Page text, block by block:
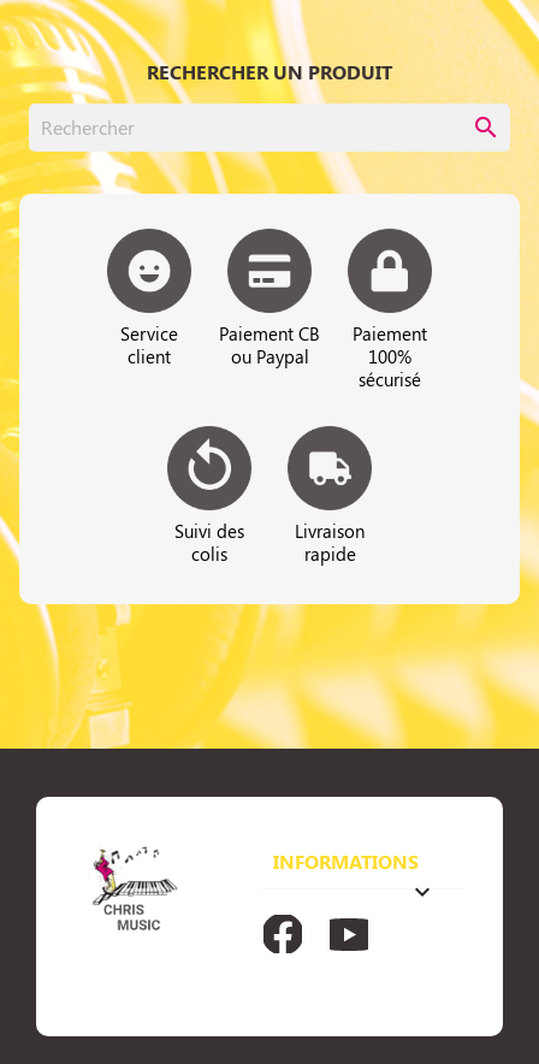
RECHERCHER UN PRODUIT
search
Service
client
Paiement CB
ou Paypal
Paiement
100%
sécurisé
Suivi des
colis
Livraison
rapide
INFORMATIONS
keyboard_arrow_down
FacebookYouTube